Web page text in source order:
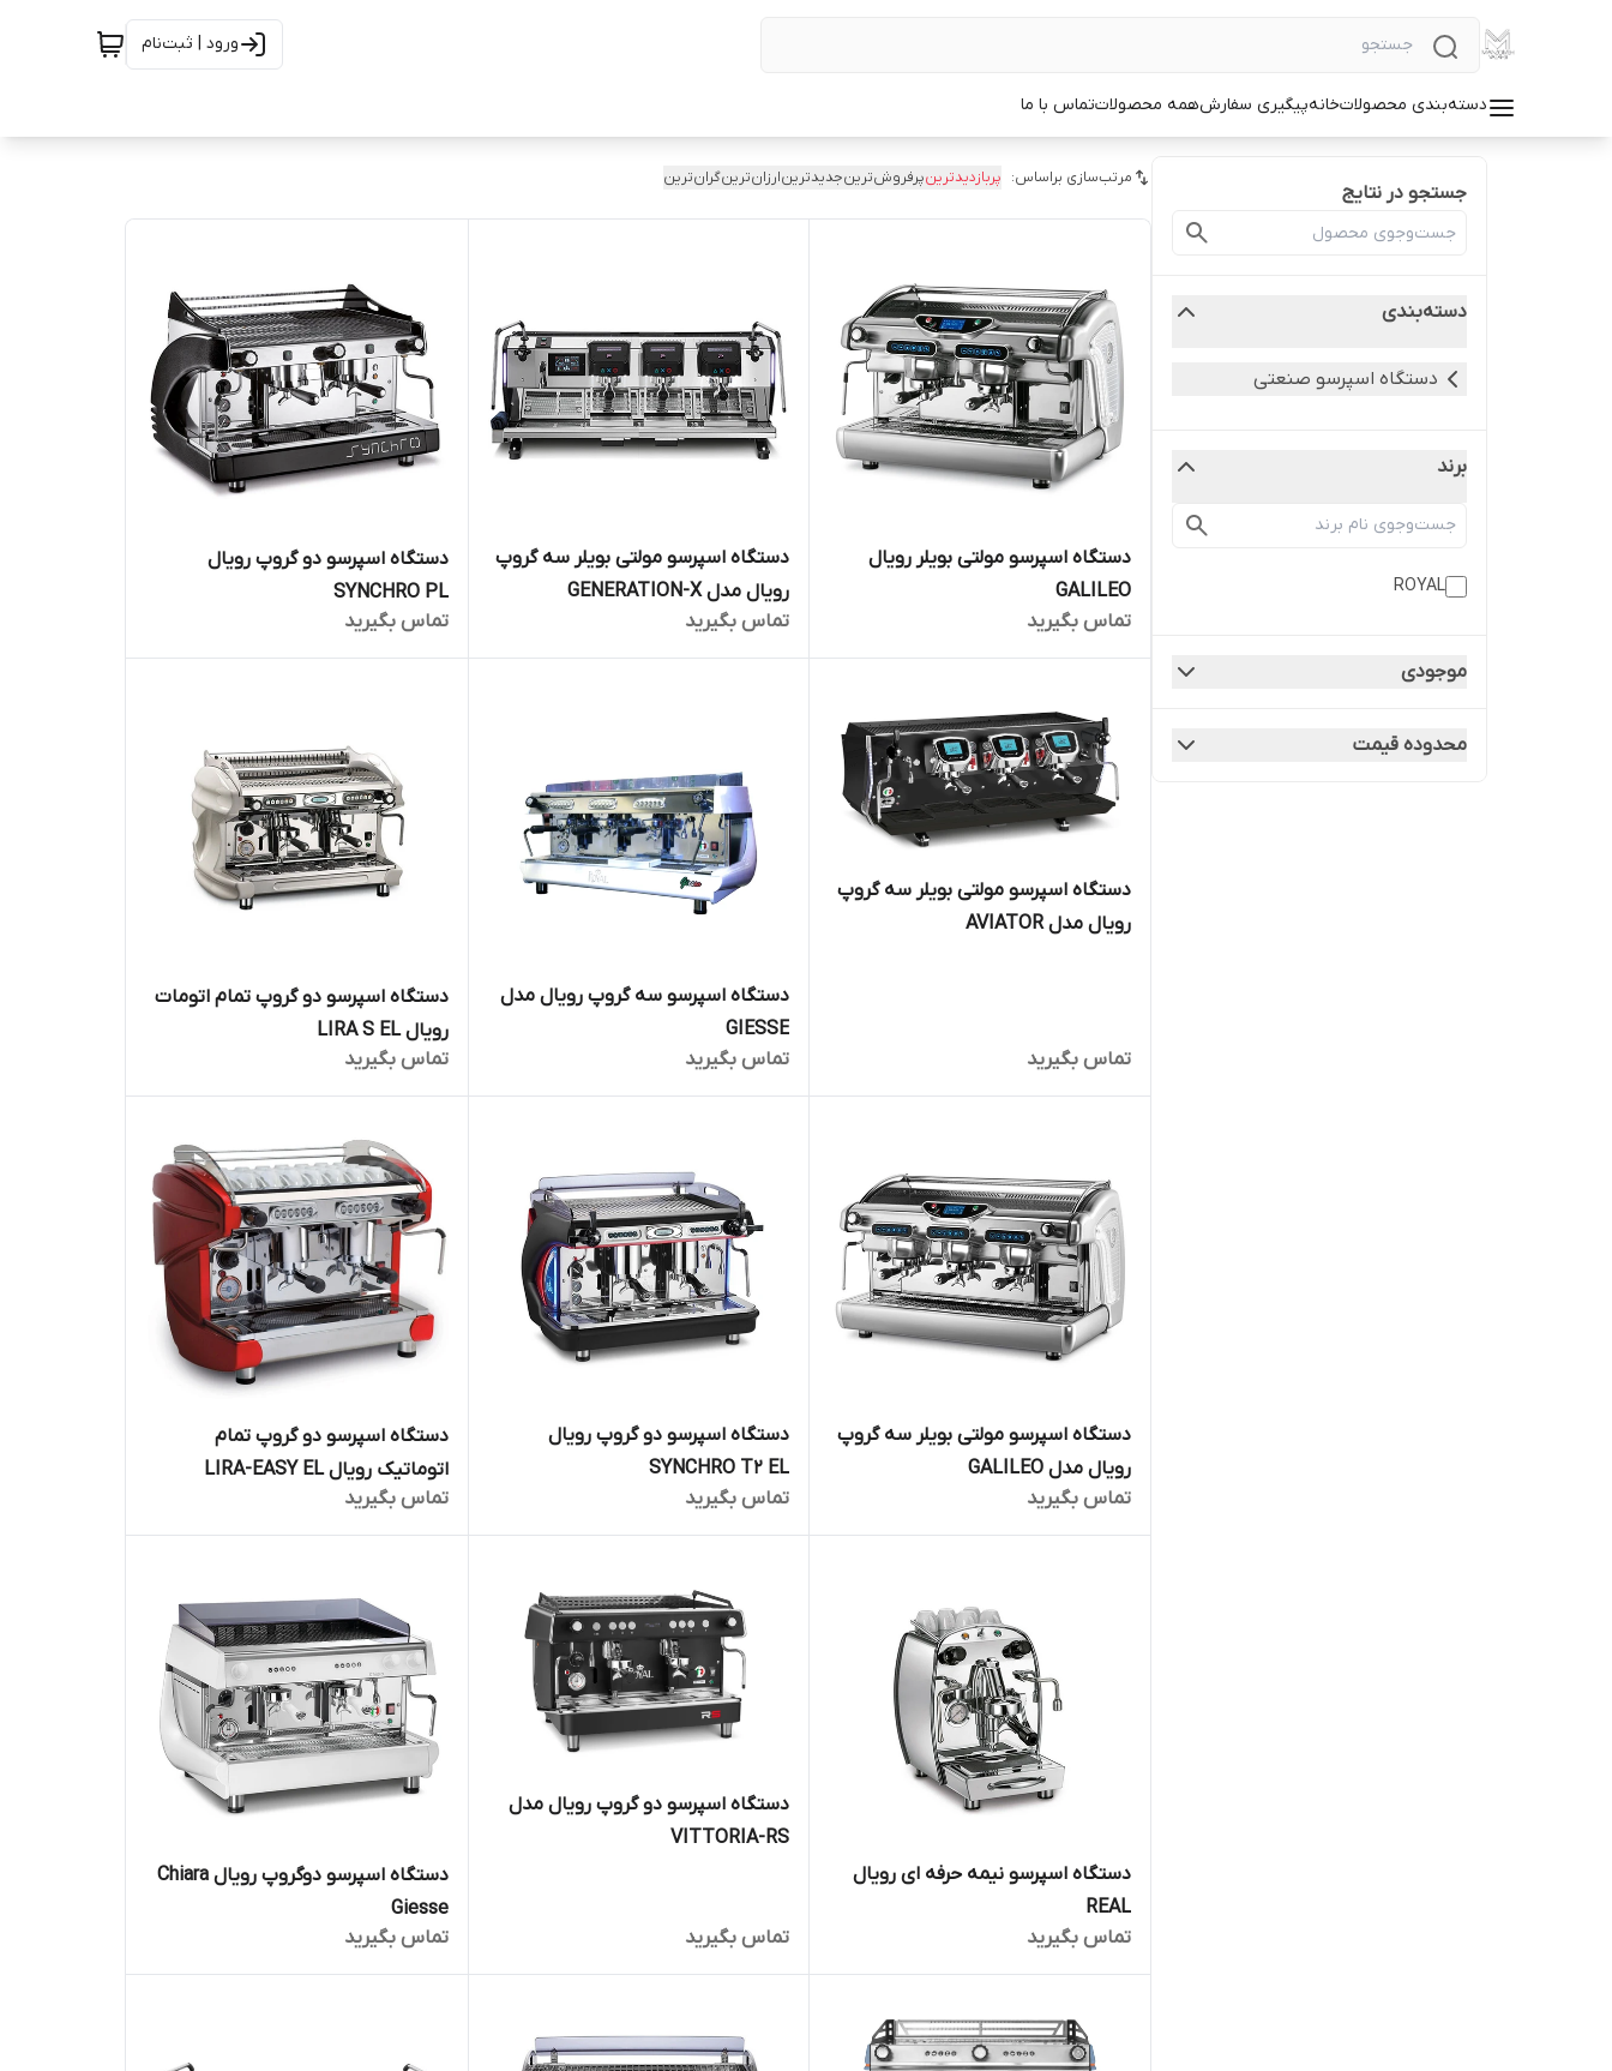
ورود | ثبت‌نام
دسته‌بندی محصولاتخانهپیگیری سفارشهمه محصولاتتماس با ما
جستجو در نتایج
دسته‌بندی
دستگاه اسپرسو صنعتی
برند
ROYAL
موجودی
محدوده قیمت
مرتب‌سازی براساس: پربازدیدترینپرفروش‌ترینجدیدترینارزان‌ترینگران‌ترین
دستگاه اسپرسو مولتی بویلر رویال
GALILEO
تماس بگیرید
دستگاه اسپرسو مولتی بویلر سه گروپ
رویال مدل GENERATION-X
تماس بگیرید
دستگاه اسپرسو دو گروپ رویال
SYNCHRO PL
تماس بگیرید
دستگاه اسپرسو مولتی بویلر سه گروپ
رویال مدل AVIATOR
تماس بگیرید
دستگاه اسپرسو سه گروپ رویال مدل
GIESSE
تماس بگیرید
دستگاه اسپرسو دو گروپ تمام اتومات
رویال LIRA S EL
تماس بگیرید
دستگاه اسپرسو مولتی بویلر سه گروپ
رویال مدل GALILEO
تماس بگیرید
دستگاه اسپرسو دو گروپ رویال
SYNCHRO T2 EL
تماس بگیرید
دستگاه اسپرسو دو گروپ تمام
اتوماتیک رویال LIRA-EASY EL
تماس بگیرید
دستگاه اسپرسو نیمه حرفه ای رویال
REAL
تماس بگیرید
دستگاه اسپرسو دو گروپ رویال مدل
VITTORIA-RS
تماس بگیرید
دستگاه اسپرسو دوگروپ رویال Chiara
Giesse
تماس بگیرید